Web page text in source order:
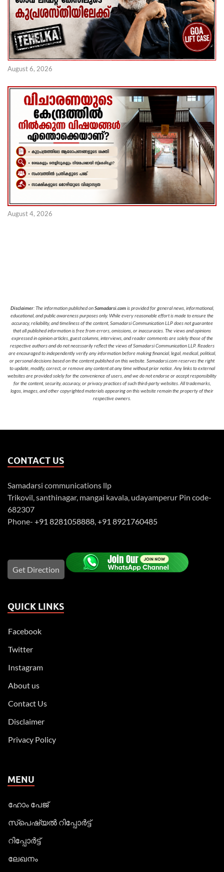
August 6, 2026
August 4, 2026
Disclaimer: The information published onSamadarsi.comis provided for general news, informational,
educational, and public awareness purposes only. While every reasonable effort is made to ensure the
accuracy, reliability, and timeliness of the content, Samadarsi Communication LLP does not guarantee
that all published information is free from errors, omissions, or inaccuracies. The views and opinions
expressed in opinion articles, guest columns, interviews, and reader comments are solely those of the
respective authors and do not necessarily reflect the views of Samadarsi Communication LLP. Readers
are encouraged to independently verify any information before making financial, legal, medical, political,
or personal decisions based on the content published on this website. Samadarsi.com reserves the right
to update, modify, correct, or remove any content at any time without prior notice. Any links to external
websites are provided solely for the convenience of users, and we do not endorse or accept responsibility
for the content, security, accuracy, or privacy practices of such third-party websites. All trademarks,
logos, images, and other copyrighted materials appearing on this website remain the property of their
respective owners.
CONTACT US
Samadarsi communications llp
Trikovil, santhinagar, mangai kavala, udayamperur Pin code-
682307
Phone- +91 8281058888 +91 8921760485
Get Direction
QUICK LINKS
Facebook
Twitter
Instagram
About us
Contact Us
Disclaimer
Privacy Policy
MENU
ഹോം പേജ്
സ്പെഷ്യൽ റിപ്പോര്‍ട്ട്
റിപ്പോര്‍ട്ട്
ലേഖനം